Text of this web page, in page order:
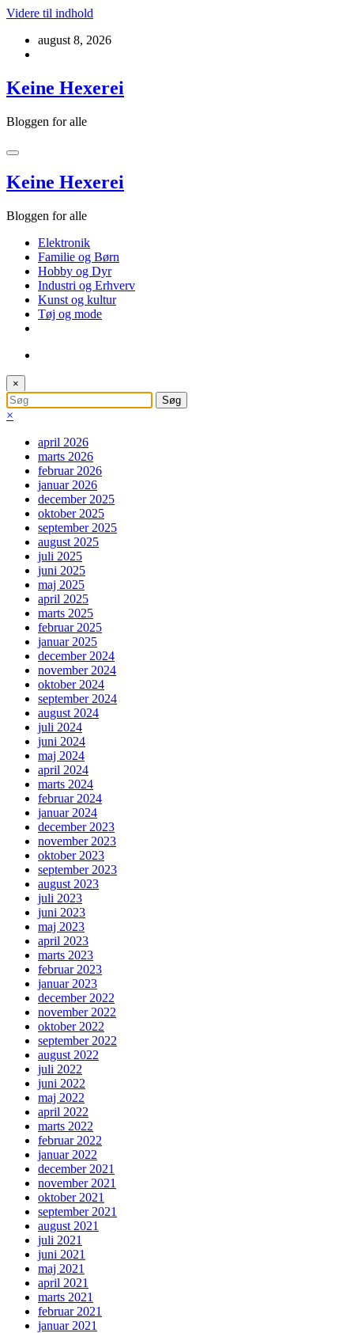
Videre til indhold
august 8, 2026
Keine Hexerei
Bloggen for alle
Keine Hexerei
Bloggen for alle
Elektronik
Familie og Børn
Hobby og Dyr
Industri og Erhverv
Kunst og kultur
Tøj og mode
×
×
april 2026
marts 2026
februar 2026
januar 2026
december 2025
oktober 2025
september 2025
august 2025
juli 2025
juni 2025
maj 2025
april 2025
marts 2025
februar 2025
januar 2025
december 2024
november 2024
oktober 2024
september 2024
august 2024
juli 2024
juni 2024
maj 2024
april 2024
marts 2024
februar 2024
januar 2024
december 2023
november 2023
oktober 2023
september 2023
august 2023
juli 2023
juni 2023
maj 2023
april 2023
marts 2023
februar 2023
januar 2023
december 2022
november 2022
oktober 2022
september 2022
august 2022
juli 2022
juni 2022
maj 2022
april 2022
marts 2022
februar 2022
januar 2022
december 2021
november 2021
oktober 2021
september 2021
august 2021
juli 2021
juni 2021
maj 2021
april 2021
marts 2021
februar 2021
januar 2021